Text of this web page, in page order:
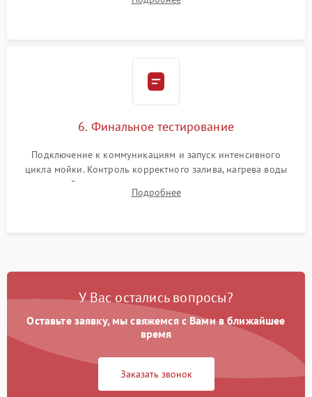
сборка корпуса и установка датчика поплавка.
6. Финальное тестирование
Подключение к коммуникациям и запуск интенсивного
цикла мойки. Контроль корректного залива, нагрева воды
до нужной температуры, отсутствия посторонних шумов,
штатного слива и абсолютной сухости в поддоне.
Подробнее
У Вас остались вопросы?
Оставьте заявку, мы свяжемся с Вами в ближайшее
время
Заказать звонок